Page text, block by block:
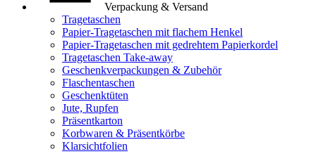
Verpackung & Versand
Tragetaschen
Papier-Tragetaschen mit flachem Henkel
Papier-Tragetaschen mit gedrehtem Papierkordel
Tragetaschen Take-away
Geschenkverpackungen & Zubehör
Flaschentaschen
Geschenktüten
Jute, Rupfen
Präsentkarton
Korbwaren & Präsentkörbe
Klarsichtfolien